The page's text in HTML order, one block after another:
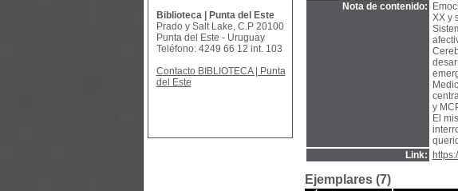
Nota de contenido:
XX y
y
El
Link:
Ejemplares (7)
Biblioteca | Punta del Este
Prado y Salt Lake, C.P 20100
Punta del Este - Uruguay
Teléfono: 4249 66 12 int. 103
Contacto BIBLIOTECA | Punta
del Este